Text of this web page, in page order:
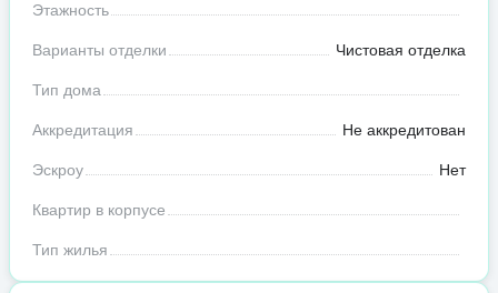
Этажность
Варианты отделки Чистовая отделка
Тип дома
Аккредитация Не аккредитован
Эскроу Нет
Квартир в корпусе
Тип жилья